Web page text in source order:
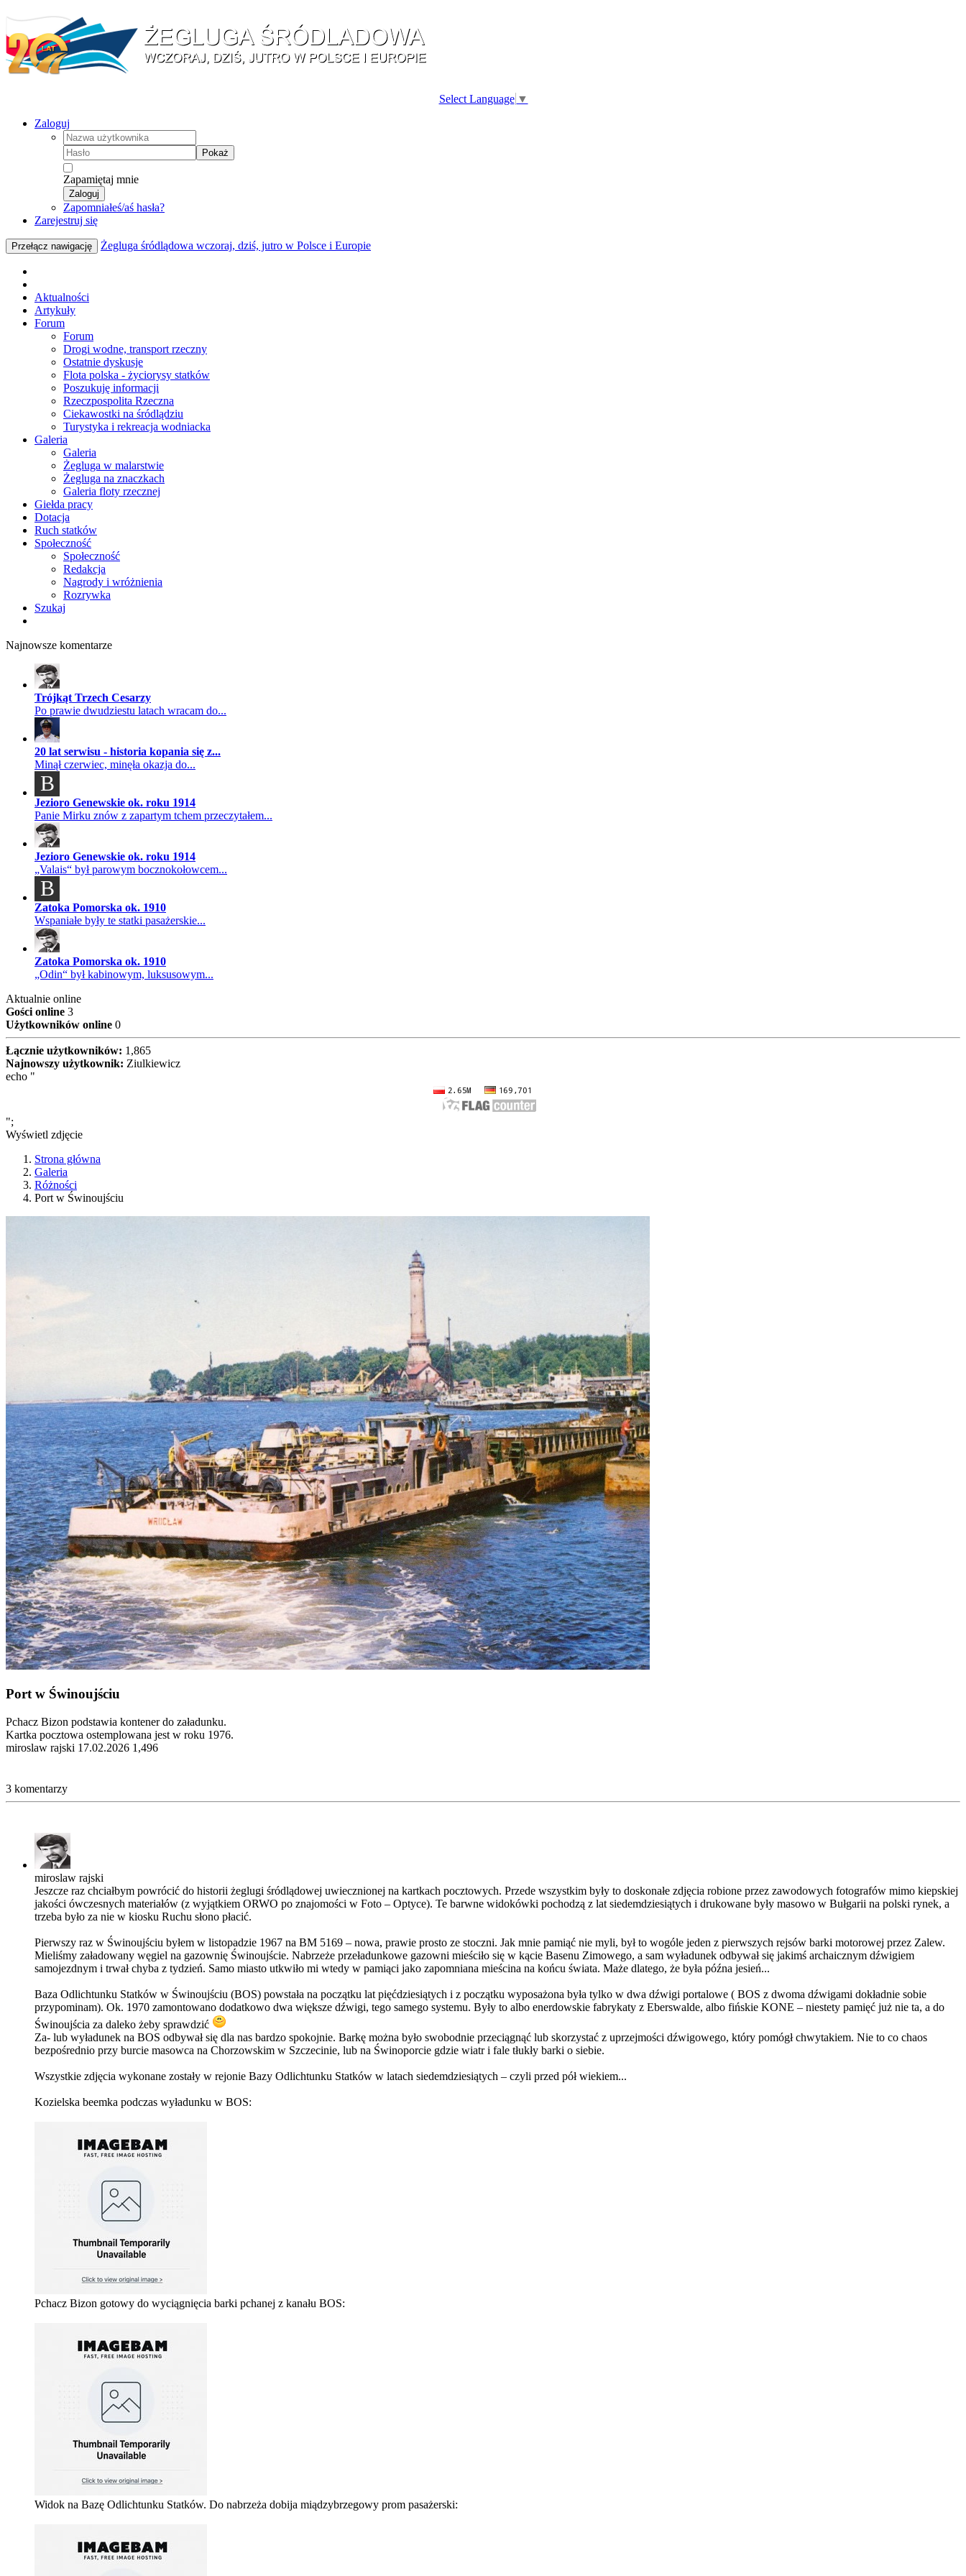
Select Language ▼
Zaloguj
Pokaż
Zapamiętaj mnie
Zaloguj
Zapomniałeś/aś hasła?
Zarejestruj się
Przełącz nawigację Żegluga śródlądowa wczoraj, dziś, jutro w Polsce i Europie
Aktualności
Artykuły
Forum
Forum
Drogi wodne, transport rzeczny
Ostatnie dyskusje
Flota polska - życiorysy statków
Poszukuję informacji
Rzeczpospolita Rzeczna
Ciekawostki na śródlądziu
Turystyka i rekreacja wodniacka
Galeria
Galeria
Żegluga w malarstwie
Żegluga na znaczkach
Galeria floty rzecznej
Giełda pracy
Dotacja
Ruch statków
Społeczność
Społeczność
Redakcja
Nagrody i wróżnienia
Rozrywka
Szukaj
Najnowsze komentarze
Trójkąt Trzech Cesarzy
Po prawie dwudziestu latach wracam do...
20 lat serwisu - historia kopania się z...
Minął czerwiec, minęła okazja do...
B
Jezioro Genewskie ok. roku 1914
Panie Mirku znów z zapartym tchem przeczytałem...
Jezioro Genewskie ok. roku 1914
„Valais“ był parowym bocznokołowcem...
B
Zatoka Pomorska ok. 1910
Wspaniałe były te statki pasażerskie...
Zatoka Pomorska ok. 1910
„Odin“ był kabinowym, luksusowym...
Aktualnie online
Gości online 3
Użytkowników online 0
Łącznie użytkowników: 1,865
Najnowszy użytkownik: Ziulkiewicz
echo "
";
Wyświetl zdjęcie
Strona główna
Galeria
Różności
Port w Świnoujściu
Port w Świnoujściu
Pchacz Bizon podstawia kontener do załadunku.
Kartka pocztowa ostemplowana jest w roku 1976.
miroslaw rajski 17.02.2026 1,496
3 komentarzy
miroslaw rajski
Jeszcze raz chciałbym powrócić do historii żeglugi śródlądowej uwiecznionej na kartkach pocztowych. Przede wszystkim były to doskonałe zdjęcia robione przez zawodowych fotografów mimo kiepskiej
jakości ówczesnych materiałów (z wyjątkiem ORWO po znajomości w Foto – Optyce). Te barwne widokówki pochodzą z lat siedemdziesiątych i drukowane były masowo w Bułgarii na polski rynek, a
trzeba było za nie w kiosku Ruchu słono płacić.
Pierwszy raz w Świnoujściu byłem w listopadzie 1967 na BM 5169 – nowa, prawie prosto ze stoczni. Jak mnie pamiąć nie myli, był to wogóle jeden z pierwszych rejsów barki motorowej przez Zalew.
Mieliśmy załadowany węgiel na gazownię Świnoujście. Nabrzeże przeładunkowe gazowni mieściło się w kącie Basenu Zimowego, a sam wyładunek odbywał się jakimś archaicznym dźwigiem
samojezdnym i trwał chyba z tydzień. Samo miasto utkwiło mi wtedy w pamiąci jako zapomniana mieścina na końcu świata. Maże dlatego, że była późna jesień...
Baza Odlichtunku Statków w Świnoujściu (BOS) powstała na początku lat pięćdziesiątych i z początku wyposażona była tylko w dwa dźwigi portalowe ( BOS z dwoma dźwigami dokładnie sobie
przypominam). Ok. 1970 zamontowano dodatkowo dwa większe dźwigi, tego samego systemu. Były to albo enerdowskie fabrykaty z Eberswalde, albo fińskie KONE – niestety pamięć już nie ta, a do
Świnoujścia za daleko żeby sprawdzić
Za- lub wyładunek na BOS odbywał się dla nas bardzo spokojnie. Barkę można było swobodnie przeciągnąć lub skorzystać z uprzejmości dźwigowego, który pomógł chwytakiem. Nie to co chaos
bezpośrednio przy burcie masowca na Chorzowskim w Szczecinie, lub na Świnoporcie gdzie wiatr i fale tłukły barki o siebie.
Wszystkie zdjęcia wykonane zostały w rejonie Bazy Odlichtunku Statków w latach siedemdziesiątych – czyli przed pół wiekiem...
Kozielska beemka podczas wyładunku w BOS:
Pchacz Bizon gotowy do wyciągnięcia barki pchanej z kanału BOS:
Widok na Bazę Odlichtunku Statków. Do nabrzeża dobija miądzybrzegowy prom pasażerski: